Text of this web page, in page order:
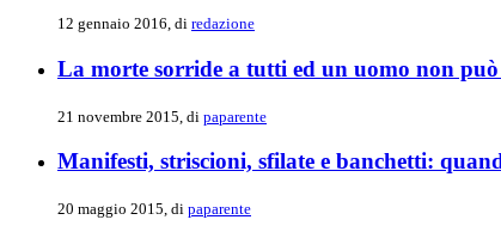
12 gennaio 2016, di redazione
La morte sorride a tutti ed un uomo non
21 novembre 2015, di paparente
Manifesti, striscioni, sfilate e banchetti:
20 maggio 2015, di paparente